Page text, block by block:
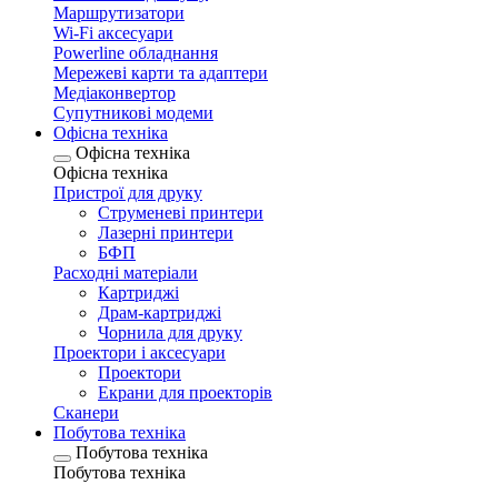
Маршрутизатори
Wi-Fi аксесуари
Рowerline обладнання
Мережеві карти та адаптери
Медіаконвертор
Супутникові модеми
Офісна техніка
Офісна техніка
Офісна техніка
Пристрої для друку
Струменеві принтери
Лазерні принтери
БФП
Расходні матеріали
Картриджі
Драм-картриджі
Чорнила для друку
Проектори і аксесуари
Проектори
Екрани для проекторів
Сканери
Побутова техніка
Побутова техніка
Побутова техніка